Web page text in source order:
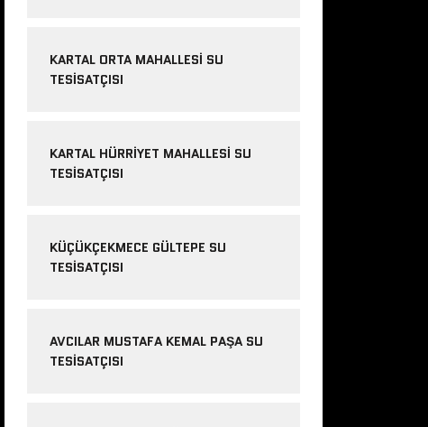
KARTAL ORTA MAHALLESI SU
TESISATÇISI
KARTAL HÜRRIYET MAHALLESI SU
TESISATÇISI
KÜÇÜKÇEKMECE GÜLTEPE SU
TESISATÇISI
AVCILAR MUSTAFA KEMAL PAŞA SU
TESISATÇISI